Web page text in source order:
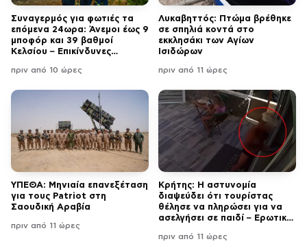
Συναγερμός για φωτιές τα
επόμενα 24ωρα: Άνεμοι έως 9
μποφόρ και 39 βαθμοί
Κελσίου – Επικίνδυνες
πριν από 10 ώρες
Λυκαβηττός: Πτώμα βρέθηκε
σε σπηλιά κοντά στο
εκκλησάκι των Αγίων
Ισιδώρων
πριν από 11 ώρες
ΥΠΕΘΑ: Μηνιαία επανεξέταση
για τους Patriot στη
Σαουδική Αραβία
πριν από 11 ώρες
Κρήτης: Η αστυνομία
διαψεύδει ότι τουρίστας
θέλησε να πληρώσει για να
ασελγήσει σε παιδί – Ερωτική
εργαζόμενη
πριν από 11 ώρες